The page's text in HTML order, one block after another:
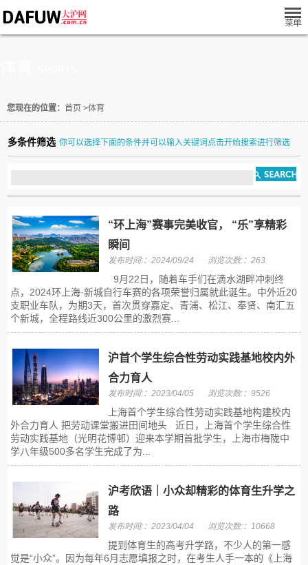
您现在的位置： 首页 >体育
多条件筛选 你可以选择下面的条件并可以输入关键词点击开始搜索进行筛选
“环上海”赛事完美收官， “乐”享精彩
瞬间
发布时间:：2024/09/24 浏览次数:：263
9月22日，随着车手们在滴水湖畔冲刺终
点，2024环上海·新城自行车赛的各项荣誉归属就此诞生。中外近20
支职业车队，为期3天，首次贯穿嘉定、青浦、松江、奉贤、南汇五
个新城，全程路线近300公里的激烈赛...
沪首个学生综合性劳动实践基地校内外
合力育人
发布时间:：2023/04/05 浏览次数:：9526
上海首个学生综合性劳动实践基地构建校内
外合力育人 把劳动课堂搬进田间地头 近日，上海首个学生综合性
劳动实践基地（光明花博邨）迎来本学期首批学生，上海市梅陇中
学八年级500多名学生完成了为...
沪考欣语｜小众却精彩的体育生升学之
路
发布时间:：2023/04/04 浏览次数:：10668
提到体育生的高考升学路，不少人的第一感
觉是“小众”。因为每年6月志愿填报之时，在考生人手一本的《上海